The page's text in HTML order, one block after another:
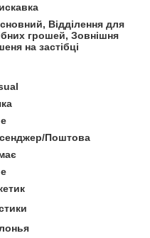
Відділення для
грошей, Зовнішня
на застібці
Поштова